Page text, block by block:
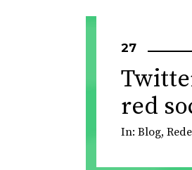
27
red
In: Blog,